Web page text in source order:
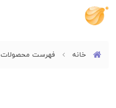
خانه فهرست محصولات